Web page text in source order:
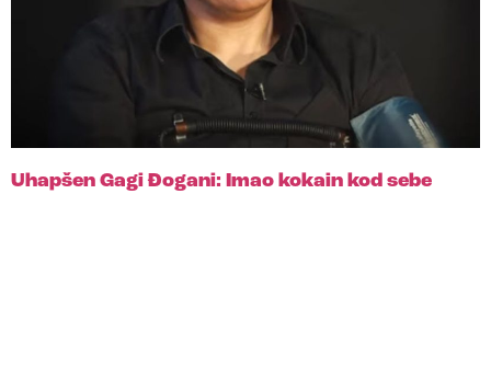
Uhapšen Gagi Đogani: Imao kokain kod sebe